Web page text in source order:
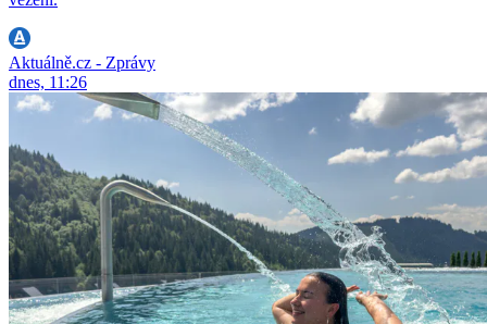
Aktuálně.cz - Zprávy
dnes, 11:26